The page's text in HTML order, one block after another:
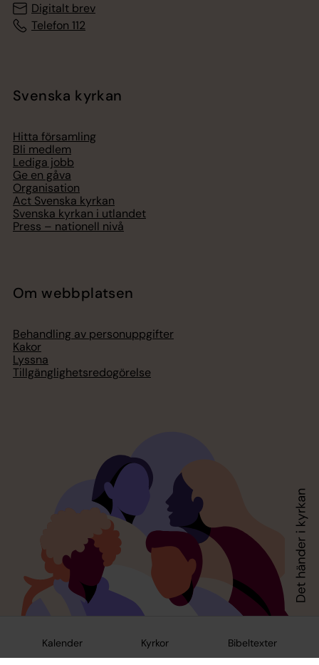
Kalender Kyrkor Bibeltexter
Digitalt brev
Telefon 112
Svenska kyrkan
Hitta församling
Bli medlem
Lediga jobb
Ge en gåva
Organisation
Act Svenska kyrkan
Svenska kyrkan i utlandet
Press – nationell nivå
Om webbplatsen
Behandling av personuppgifter
Kakor
Lyssna
Tillgänglighetsredogörelse